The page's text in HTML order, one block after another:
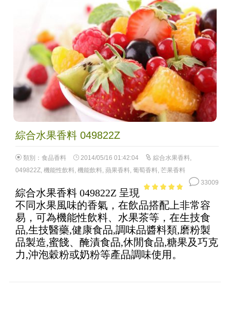
綜合水果香料 049822Z
類別： 食品香料 2014/05/16 01:42:04 綜合水果香料,
049822Z, 機能性飲料, 機能飲料, 蘋果香料, 葡萄香料, 芒果香料
33009
5
綜合水果香料 049822Z 呈現
不同水果風味的香氣，在飲品搭配上非常容
易，可為機能性飲料、水果茶等，在生技食
品,生技醫藥,健康食品,調味品醬料類,磨粉製
品製造,蜜餞、醃漬食品,休閒食品,糖果及巧克
力,沖泡穀粉或奶粉等產品調味使用。